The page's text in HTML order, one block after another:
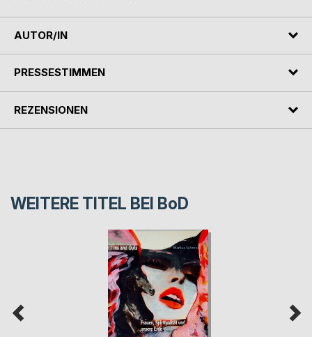
AUTOR/IN
PRESSESTIMMEN
REZENSIONEN
WEITERE TITEL BEI BoD